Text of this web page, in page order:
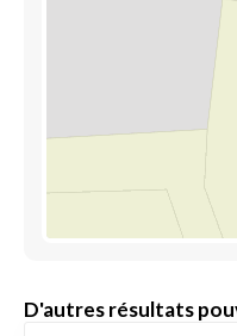
D'autres résultats